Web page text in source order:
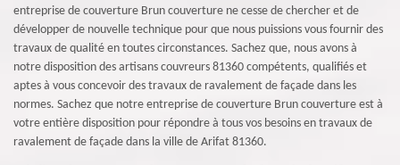
entreprise de couverture Brun couverture ne cesse de chercher et de
développer de nouvelle technique pour que nous puissions vous fournir des
travaux de qualité en toutes circonstances. Sachez que, nous avons à
notre disposition des artisans couvreurs 81360 compétents, qualifiés et
aptes à vous concevoir des travaux de ravalement de façade dans les
normes. Sachez que notre entreprise de couverture Brun couverture est à
votre entière disposition pour répondre à tous vos besoins en travaux de
ravalement de façade dans la ville de Arifat 81360.